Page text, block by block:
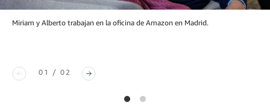
Miriam y Alberto trabajan en la oficina de Amazon en Madrid.
01 / 02